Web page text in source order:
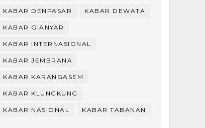
KABAR DENPASAR KABAR DEWATA
KABAR GIANYAR
KABAR INTERNASIONAL
KABAR JEMBRANA
KABAR KARANGASEM
KABAR KLUNGKUNG
KABAR NASIONAL KABAR TABANAN